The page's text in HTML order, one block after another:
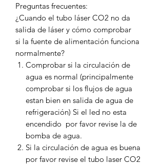
Preguntas frecuentes:
¿Cuando el tubo láser CO2 no da
salida de láser y cómo comprobar
si la fuente de alimentación funciona
normalmente?
Comprobar si la circulación de
agua es normal (principalmente
comprobar si los flujos de agua
estan bien en salida de agua de
refrigeración) Si el led no esta
encendido por favor revise la de
bomba de agua.
Si la circulación de agua es buena
por favor revise el tubo laser CO2